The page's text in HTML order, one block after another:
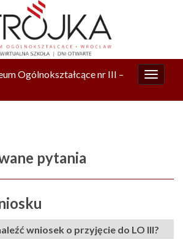
Ogólnokształcące nr III –
pytania
wniosek o przyjęcie do LO III?